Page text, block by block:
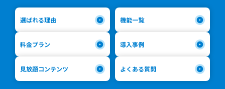
を団結させて、目的を遂行できるようにモチベーションを維持す
るのは、リーダーの舵取り手腕によるところが大きいのです。
イノベーションリーダーに求められる4つの人間的資質 イノベー
ションリーダーには実行能力とともに、以下に挙げる4つの人間
的資質も必要です。 信頼関係を築く力 イノベーションにはリス
クがつきもの。目的を達成するには、リスクを恐れずチームとし
て失敗を受け入れる相互信頼が必要です。 プロジェクトや組織
への揺るぎない忠誠心 新しいものを創造する際は、不安や抵
力 現状を分析し目的や課題を明らかにする力 計画力 課題の解決
に向けたプロセスを明らかにし準備する力 創造力 新しい価値を
を分かりやすく伝える力 傾聴力 相手の意見を丁寧に聴く力 柔軟
性 意見の違いや立場の違いを理解する力 状況把握力 自分と周囲
の人々や物事との関係を理解する力 規律性 社会のルールや人と
の約束を守る力 ストレスコントロール力 ストレスの発生源に対
応する力 ここからは各要素の定義と、どのように伸ばしていっ
いて第一人者であるロチェスター大学のエドワード・L.デシ氏と
リチャード・フラスト氏（著書『人を伸ばす力－内発と自律のす
すめ』）は、1980年代に人が動く動機を6つのカテゴリーに大別
しました。 そして、冒頭で触れた企業文化コンサルタントのリ
ンジー・マクレガー氏とニール・ドシ氏は、それらを現代の職場
環境に置き換え、人が働く動機には次の6種類があるとしまし
た。 1．楽しみ（Play） 仕事自体が楽しいから働く。楽しみと
は、新しいことへの好奇心。楽しみが大きいと、たとえ仕事で難
選ばれる理由 機能一覧
料金プラン 導入事例
見放題コンテンツ よくある質問